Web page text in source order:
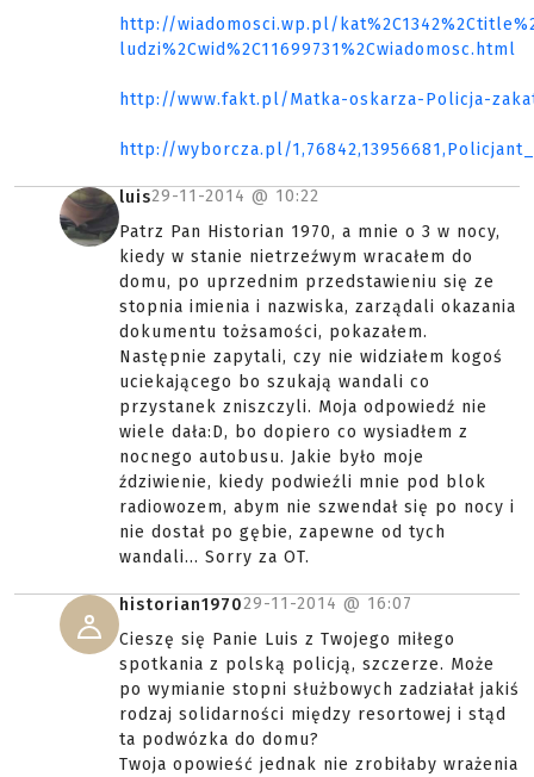
http://wiadomosci.wp.pl/
ludzi%2Cwid%2C11699731%2Cwiadomosc.html
http://www.fakt.pl/Matka-oskarza-Policja-
http://wyborcza.pl/
luis29-11-2014 @ 10:22
Patrz Pan Historian 1970, a mnie o 3 w nocy,
kiedy w stanie nietrzeźwym wracałem do
domu, po uprzednim przedstawieniu się ze
stopnia imienia i nazwiska, zarządali okazania
dokumentu tożsamości, pokazałem.
Następnie zapytali, czy nie widziałem kogoś
uciekającego bo szukają wandali co
przystanek zniszczyli. Moja odpowiedź nie
wiele dała:D, bo dopiero co wysiadłem z
nocnego autobusu. Jakie było moje
ździwienie, kiedy podwieźli mnie pod blok
radiowozem, abym nie szwendał się po nocy i
nie dostał po gębie, zapewne od tych
wandali... Sorry za OT.
historian197029-11-2014 @ 16:07
Cieszę się Panie Luis z Twojego miłego
spotkania z polską policją, szczerze. Może
po wymianie stopni służbowych zadziałał jakiś
rodzaj solidarności między resortowej i stąd
ta podwózka do domu?
Twoja opowieść jednak nie zrobiłaby wrażenia